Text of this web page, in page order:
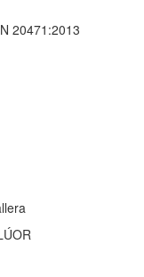
20471:2013